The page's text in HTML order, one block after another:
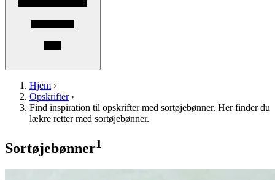
Hjem ›
Opskrifter›
Find inspiration til opskrifter med sortøjebønner. Her finder du
lækre retter med sortøjebønner.
Sortøjebønner1